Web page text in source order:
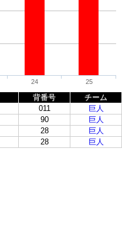
24 25
背番号
チーム
011
巨人
90
巨人
28
巨人
28 巨人